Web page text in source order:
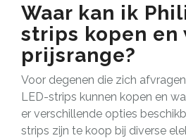
Waar kan ik
strips kopen en
prijsrange?
Voor degenen die zich
LED-strips kunnen kopen en
er verschillende opties
strips zijn te koop bij diverse